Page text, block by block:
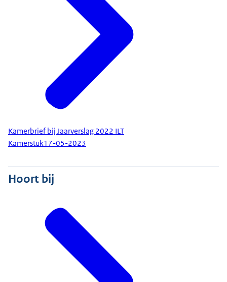
Kamerbrief bij Jaarverslag 2022 ILT
Kamerstuk17-05-2023
Hoort bij